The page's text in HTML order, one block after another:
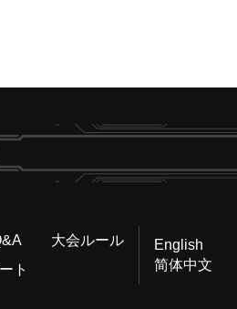
ドch
大会ルール
ト
English
简体中文